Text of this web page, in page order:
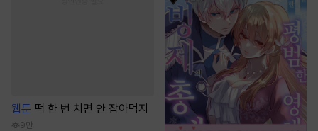
웹툰 떡 한 번 치면 안 잡아먹지
9만